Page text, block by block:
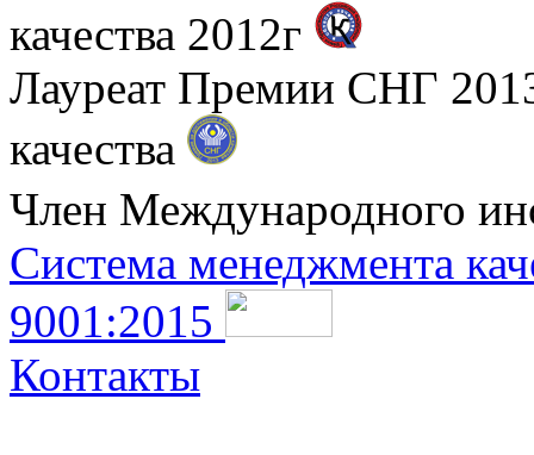
качества 2012г
Лауреат Премии СНГ
качества
Член Международного
Система менеджмента
9001:2015
Контакты